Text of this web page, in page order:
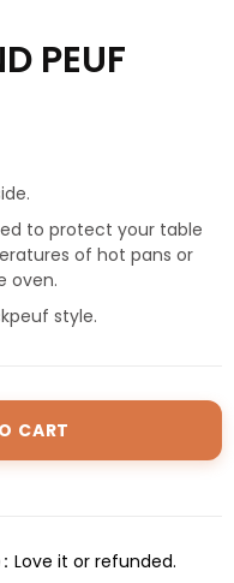
PEUF
to protect your table
of hot pans or
oven.
style.
CART
Love it or refunded.